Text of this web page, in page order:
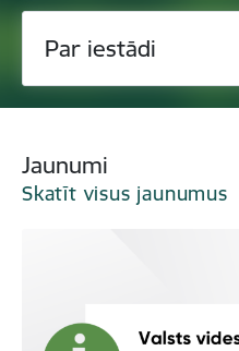
Par iestādi
Jaunumi
Skatīt visus jaunumus